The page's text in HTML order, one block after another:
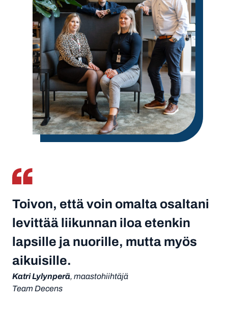
Toivon, että voin omalta osaltani
levittää liikunnan iloa etenkin
lapsille ja nuorille, mutta myös
aikuisille.
Katri Lylynperä, maastohiihtäjä
Team Decens